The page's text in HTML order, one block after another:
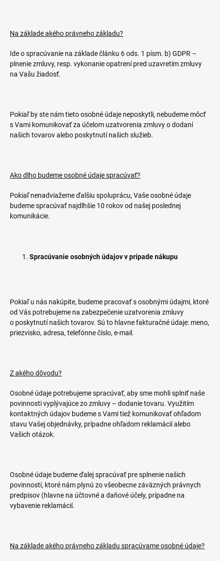
Na základe akého právneho základu?
Ide o spracúvanie na základe článku 6 ods. 1 písm. b) GDPR –
plnenie zmluvy, resp. vykonanie opatrení pred uzavretím zmluvy
na Vašu žiadosť.
Pokiaľ by ste nám tieto osobné údaje neposkytli, nebudeme môcť
s Vami komunikovať za účelom uzatvorenia zmluvy o dodaní
našich tovarov alebo poskytnutí našich služieb.
Ako dlho budeme osobné údaje spracúvať?
Pokiaľ nenadviažeme ďalšiu spoluprácu, Vaše osobné údaje
budeme spracúvať najdlhšie 10 rokov od našej poslednej
komunikácie.
Spracúvanie osobných údajov v prípade nákupu
Pokiaľ u nás nakúpite, budeme pracovať s osobnými údajmi, ktoré
od Vás potrebujeme na zabezpečenie uzatvorenia zmluvy
o poskytnutí našich tovarov. Sú to hlavne fakturačné údaje: meno,
priezvisko, adresa, telefónne číslo, e-mail.
Z akého dôvodu?
Osobné údaje potrebujeme spracúvať, aby sme mohli splniť naše
povinnosti vyplývajúce zo zmluvy – dodanie tovaru. Využitím
kontaktných údajov budeme s Vami tiež komunikovať ohľadom
stavu Vašej objednávky, prípadne ohľadom reklamácií alebo
Vašich otázok.
Osobné údaje budeme ďalej spracúvať pre splnenie našich
povinností, ktoré nám plynú zo všeobecne záväzných právnych
predpisov (hlavne na účtovné a daňové účely, prípadne na
vybavenie reklamácií.
Na základe akého právneho základu spracúvame osobné údaje?